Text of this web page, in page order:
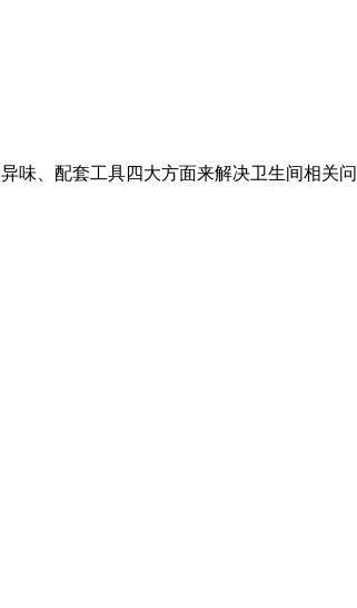
、配套工具四大方面来解决卫生间相关